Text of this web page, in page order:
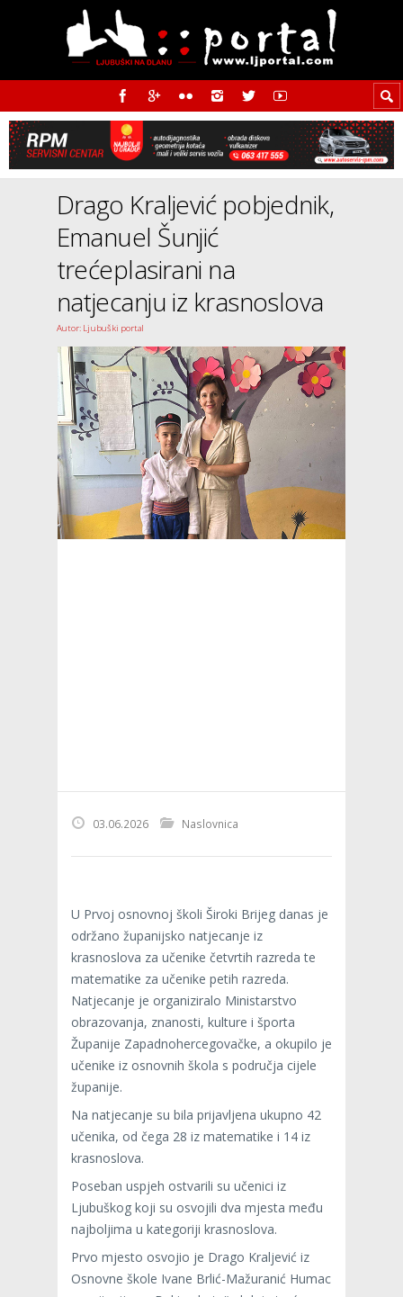
Drago Kraljević pobjednik,
Emanuel Šunjić
trećeplasirani na
natjecanju iz krasnoslova
Autor: Ljubuški portal
03.06.2026 Naslovnica
U Prvoj osnovnoj školi Široki Brijeg danas je
održano županijsko natjecanje iz
krasnoslova za učenike četvrtih razreda te
matematike za učenike petih razreda.
Natjecanje je organiziralo Ministarstvo
obrazovanja, znanosti, kulture i športa
Županije Zapadnohercegovačke, a okupilo je
učenike iz osnovnih škola s područja cijele
županije.
Na natjecanje su bila prijavljena ukupno 42
učenika, od čega 28 iz matematike i 14 iz
krasnoslova.
Poseban uspjeh ostvarili su učenici iz
Ljubuškog koji su osvojili dva mjesta među
najboljima u kategoriji krasnoslova.
Prvo mjesto osvojio je Drago Kraljević iz
Osnovne škole Ivane Brlić-Mažuranić Humac